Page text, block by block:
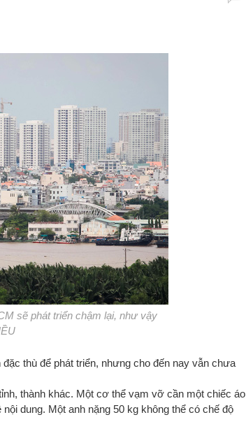
sẽ phát triển chậm lại, như vậy
thù để phát triển, nhưng cho đến nay vẫn chưa
thành khác. Một cơ thể vạm vỡ cần một chiếc áo
dung. Một anh nặng 50 kg không thể có chế độ